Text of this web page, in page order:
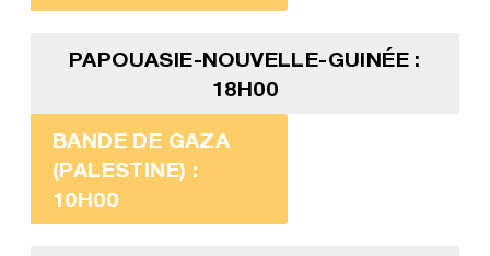
PAPOUASIE-NOUVELLE-GUINÉE :
18H00
BANDE DE GAZA
(PALESTINE) :
10H00